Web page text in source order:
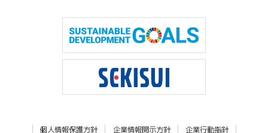
個人情報保護方針 企業情報開示方針 企業行動指針